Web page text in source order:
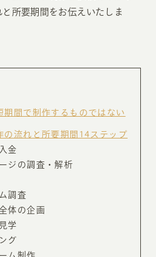
所要期間をお伝えいたしま
期間で制作するものではない
の流れと所要期間14ステップ
金
ジの調査・解析
調査
体の企画
学
グ
ム制作